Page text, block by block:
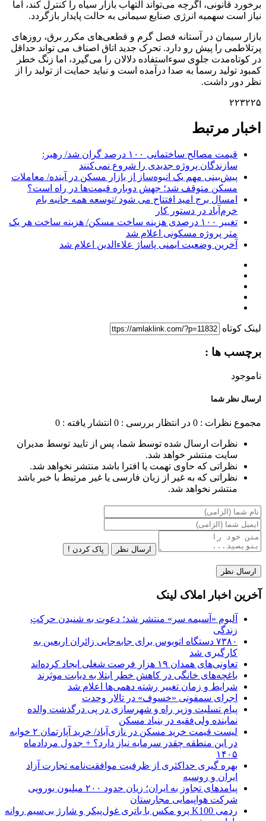
برخورد قانونی، اگرچه می‌تواند التهاب بازار سیاه را کنترل کند، اما
نیاز است سهمیه انرژی صنایع سیمانی به حالت پایدار بازگردد.
بازار سیمان در آستانه فصل گرم و قطعی‌های مکرر برق، روزهای
پرتلاطمی را پیش رو دارد. تحرک جدید اتاق اصناف می تواند حداقل
در کوتاه‌مدت جلوی سوءاستفاده دلالان را می‌گیرد، اما زنگ خطر
کمبود تولید رسماً به صدا درآمده است و نباید حمایت از تولید را از
نظر دور داشت.
۲۲۳۲۲۵
اخبار مرتبط
قیمت مصالح ساختمانی ۱۰۰ درصد گران شد/ رهبر:
سازندگان پروژه جدیدی را شروع نمی‌کنند
پیش‌بینی مهم یک انبوه‌ساز از بازار مسکن در آینده/ معاملات
مسکن متوقف شد؛ جهش دوباره قیمت‌ها در راه است؟
امسال برج امید افتتاح می شود /توسعه همه جانبه بام
خرم‌آباد در دستور کار
تغییر ۱۰۰ درصدی هزینه ساخت مسکن/ هزینه ساخت هر یک
متر پروژه مسکونی اعلام شد
آخرین وضعیت ایمنی پاساژ علاءالدین اعلام شد
لینک کوتاه
برچسب ها :
ناموجود
ارسال نظر شما
مجموع نظرات : 0 در انتظار بررسی : 0 انتشار یافته : 0
نظرات ارسال شده توسط شما، پس از تایید توسط مدیران
سایت منتشر خواهد شد.
نظراتی که حاوی تهمت یا افترا باشد منتشر نخواهد شد.
نظراتی که به غیر از زبان فارسی یا غیر مرتبط با خبر باشد
منتشر نخواهد شد.
ارسال نظر پاک کردن !
آخرین اخبار املاک لینک
آلبوم «آسیمه سر» منتشر شد؛ دعوت به شنیدن حرکتِ
زندگی
۷۳۸۰ دستگاه اتوبوس برای جابه‌جایی زائران اربعین به‌
کارگیری شد
تعاونی‌های همدان ۱۹ هزار فرصت شغلی ایجاد کرده‌اند
باغچه‌های خانگی در کاهش خطر ابتلا به دیابت موثرند
شرایط و زمان تغییر رشته دهمی‌ها اعلام شد
اجرای سمفونی «خسوف» در تالار وحدت
پیام تسلیت وزیر راه و شهرسازی در پی درگذشت والده
نماینده ولی‌فقیه در بنیاد مسکن
لیست قیمت خرید مسکن در نازی‌آباد/ خرید آپارتمان ۲ خوابه
در این منطقه چقدر سرمایه نیاز دارد؟ + جدول مردادماه
۱۴۰۵
بهره گیری حداکثری از ظرفیت موافقت‌نامه تجارت آزاد
ایران و روسیه
پیامدهای تجاوز به ایران؛ زیان حدود ۲۰۰ میلیون یورویی
شرکت هواپیمایی مجارستان
ردمی K100 پرو مکس با باتری غول‌پیکر و شارژ بی‌سیم روانه